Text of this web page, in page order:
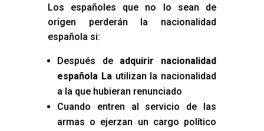
Los españoles que no lo sean de
origen perderán la nacionalidad
española si:
Después de adquirir nacionalidad
española Lautilizan la nacionalidad
a la que hubieran renunciado
Cuando entren al servicio de las
armas o ejerzan un cargo político